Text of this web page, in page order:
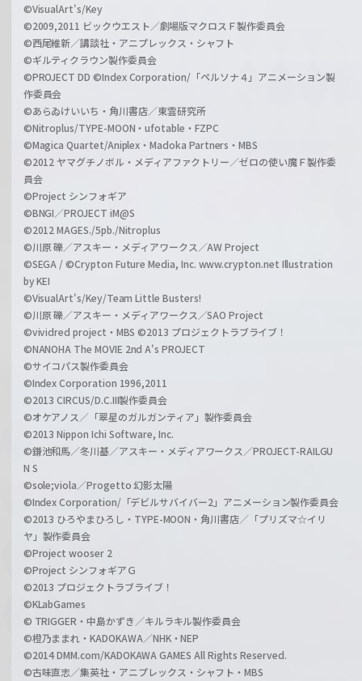
©VisualArt's/Key
©2009,2011 ビックウエスト／劇場版マクロスＦ製作委員会
©西尾維新／講談社・アニプレックス・シャフト
©ギルティクラウン製作委員会
©PROJECT DD ©Index Corporation/「ペルソナ４」アニメーション製
作委員会
©あらゐけいいち・角川書店／東雲研究所
©Nitroplus/TYPE-MOON・ufotable・FZPC
©Magica Quartet/Aniplex・Madoka Partners・MBS
©2012 ヤマグチノボル・メディアファクトリー／ゼロの使い魔Ｆ製作委
員会
©Project シンフォギア
©BNGI／PROJECT iM@S
©2012 MAGES./5pb./Nitroplus
©川原 礫／アスキー・メディアワークス／AW Project
©SEGA / ©Crypton Future Media, Inc. www.crypton.net Illustration
by KEI
©VisualArt's/Key/Team Little Busters!
©川原 礫／アスキー・メディアワークス／SAO Project
©vividred project・MBS ©2013 プロジェクトラブライブ！
©NANOHA The MOVIE 2nd A's PROJECT
©サイコパス製作委員会
©Index Corporation 1996,2011
©2013 CIRCUS/D.C.III製作委員会
©オケアノス／「翠星のガルガンティア」製作委員会
©2013 Nippon Ichi Software, Inc.
©鎌池和馬／冬川基／アスキー・メディアワークス／PROJECT-RAILGU
N S
©sole;viola／Progetto 幻影太陽
©Index Corporation/「デビルサバイバー2」アニメーション製作委員会
©2013 ひろやまひろし・TYPE-MOON・角川書店／「プリズマ☆イリ
ヤ」製作委員会
©Project wooser 2
©Project シンフォギアＧ
©2013 プロジェクトラブライブ！
©KLabGames
© TRIGGER・中島かずき／キルラキル製作委員会
©橙乃ままれ・KADOKAWA／NHK・NEP
©2014 DMM.com/KADOKAWA GAMES All Rights Reserved.
©古味直志／集英社・アニプレックス・シャフト・MBS